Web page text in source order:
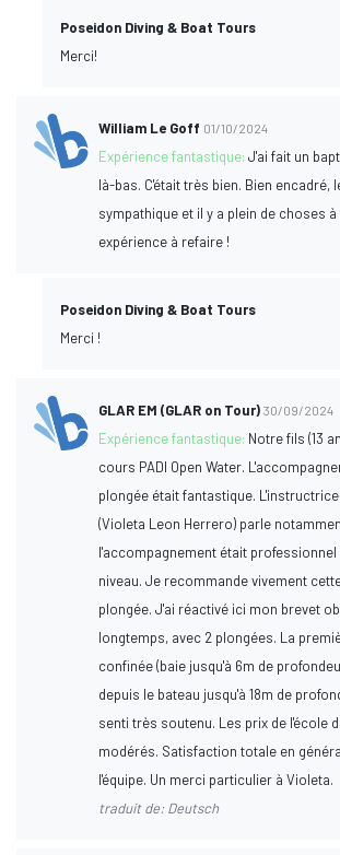
Poseidon Diving & Boat Tours
Merci!
William Le Goff 01/10/2024
Expérience fantastique:J'ai fait un
là-bas. C'était très bien. Bien encadré,
sympathique et il y a plein de choses
expérience à refaire !
Poseidon Diving & Boat Tours
Merci !
GLAR EM (GLAR on Tour) 30/09/2024
Expérience fantastique: Notre fils (13
cours PADI Open Water.
plongée était fantastique.
(Violeta Leon Herrero) parle
l'accompagnement était professionnel
niveau. Je recommande vivement
plongée. J'ai réactivé ici mon brevet
longtemps, avec 2 plongées. La
confinée (baie jusqu'à 6m de
depuis le bateau jusqu'à 18m de
senti très soutenu. Les prix de l'école
modérés. Satisfaction totale en
l'équipe. Un merci particulier à Violeta.
traduit de: Deutsch